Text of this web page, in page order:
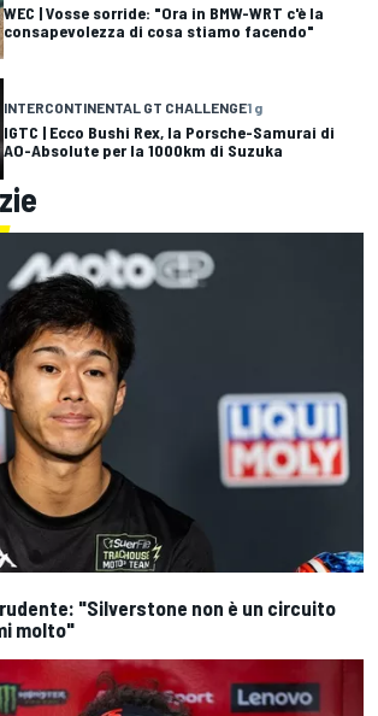
WEC | Vosse sorride: "Ora in BMW-WRT c'è la
consapevolezza di cosa stiamo facendo"
INTERCONTINENTAL GT CHALLENGE1 g
IGTC | Ecco Bushi Rex, la Porsche-Samurai di
AO-Absolute per la 1000km di Suzuka
"Silverstone non è un circuito
molto"